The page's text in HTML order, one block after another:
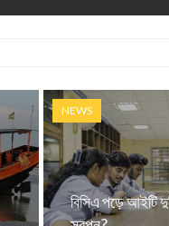
NEWS
বিসিএ পড়ে আইটি